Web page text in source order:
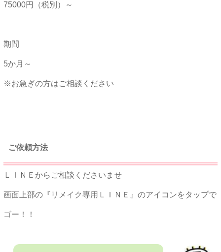
75000円（税別）～
期間
5か月～
※お急ぎの方はご相談ください
ご依頼方法
ＬＩＮＥからご相談くださいませ
画面上部の『リメイク専用ＬＩＮＥ』のアイコンをタップで
ゴー！！